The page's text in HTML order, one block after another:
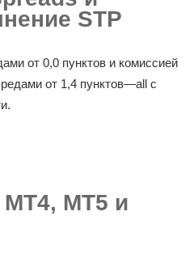
STP
от 0,0 пунктов и комиссией
от 1,4 пунктов—all с
MT5 и